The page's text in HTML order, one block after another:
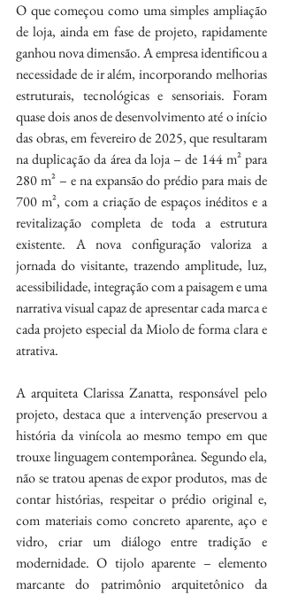
O que começou como uma simples ampliação
de loja, ainda em fase de projeto, rapidamente
ganhou nova dimensão. A empresa identificou a
necessidade de ir além, incorporando melhorias
estruturais, tecnológicas e sensoriais. Foram
quase dois anos de desenvolvimento até o início
das obras, em fevereiro de 2025, que resultaram
na duplicação da área da loja – de 144 m² para
280 m² – e na expansão do prédio para mais de
700 m², com a criação de espaços inéditos e a
revitalização completa de toda a estrutura
existente. A nova configuração valoriza a
jornada do visitante, trazendo amplitude, luz,
acessibilidade, integração com a paisagem e uma
narrativa visual capaz de apresentar cada marca e
cada projeto especial da Miolo de forma clara e
atrativa.
A arquiteta Clarissa Zanatta, responsável pelo
projeto, destaca que a intervenção preservou a
história da vinícola ao mesmo tempo em que
trouxe linguagem contemporânea. Segundo ela,
não se tratou apenas de expor produtos, mas de
contar histórias, respeitar o prédio original e,
com materiais como concreto aparente, aço e
vidro, criar um diálogo entre tradição e
modernidade. O tijolo aparente – elemento
marcante do patrimônio arquitetônico da